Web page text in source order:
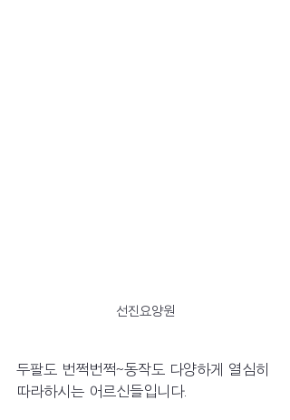
선진요양원
두팔도 번쩍번쩍~동작도 다양하게 열심히
따라하시는 어르신들입니다.